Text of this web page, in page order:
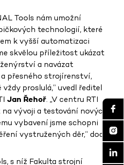
Tools nám umožní
technologií, které
k vyšší automatizaci
skvělou příležitost ukázat
a navázat
přesného strojírenství,
proslulá,“uvedl ředitel
Jan Řehoř. „V centru RTI
vývoji a testování nových
vybavení jsme schopni
vystružených děr,“ dodal.
s níž Fakulta strojní